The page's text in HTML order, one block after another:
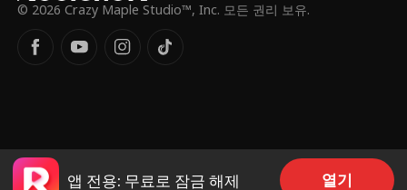
© 2026 Crazy Maple Studio™, Inc. 모든 권리 보유.
앱 전용: 무료로 잠금 해제 열기